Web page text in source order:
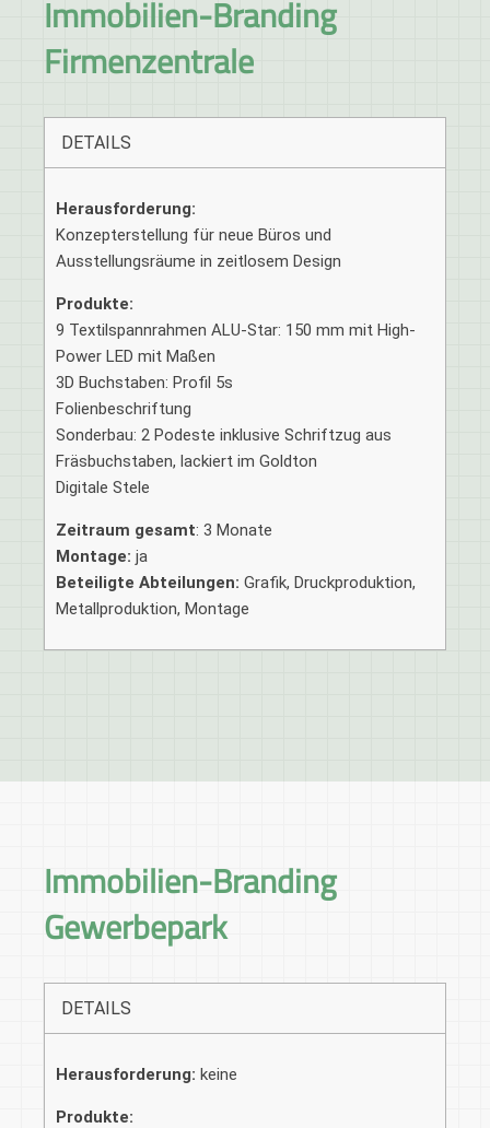
Immobilien-Branding
Firmenzentrale
DETAILS
Herausforderung:
Konzepterstellung für neue Büros und
Ausstellungsräume in zeitlosem Design
Produkte:
9 Textilspannrahmen ALU-Star: 150 mm mit High-
Power LED mit Maßen
3D Buchstaben: Profil 5s
Folienbeschriftung
Sonderbau: 2 Podeste inklusive Schriftzug aus
Fräsbuchstaben, lackiert im Goldton
Digitale Stele
Zeitraum gesamt: 3 Monate
Montage: ja
Beteiligte Abteilungen: Grafik, Druckproduktion,
Metallproduktion, Montage
Immobilien-Branding
Gewerbepark
DETAILS
Herausforderung: keine
Produkte: